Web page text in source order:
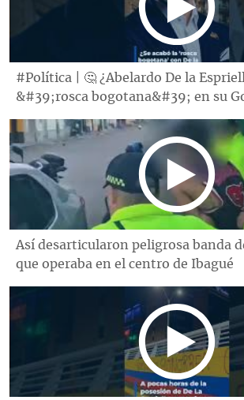
#Política | 🤔 ¿Abelardo De la
&#39;rosca bogotana&#39; en su
Así desarticularon peligrosa banda
que operaba en el centro de Ibagué